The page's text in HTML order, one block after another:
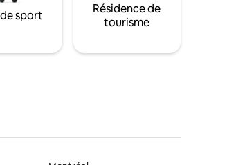
sport
Résidence de
tourisme